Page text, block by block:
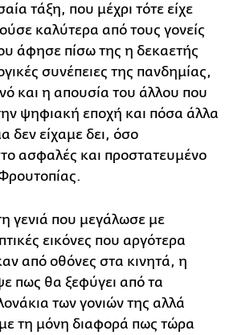
τάξη, που μέχρι τότε είχε
καλύτερα από τους γονείς
άφησε πίσω της η δεκαετής
συνέπειες της πανδημίας,
και η απουσία του άλλου που
ψηφιακή εποχή και πόσα άλλα
δεν είχαμε δει, όσο
ασφαλές και προστατευμένο
γενιά που μεγάλωσε με
εικόνες που αργότερα
από οθόνες στα κινητά, η
πως θα ξεφύγει από τα
των γονιών της αλλά
με τη μόνη διαφορά πως τώρα